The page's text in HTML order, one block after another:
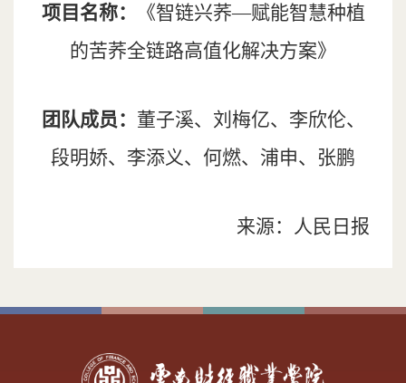
项目名称：
《智链兴荞—赋能智慧种植
的苦荞全链路高值化解决方案》
团队成员： 董子溪、刘梅亿、李欣伦、
段明娇、李添义、何燃、浦申、张鹏
来源：人民日报